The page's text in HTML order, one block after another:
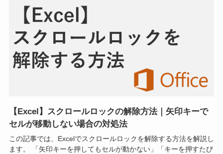
【Excel】スクロールロックの解除方法｜矢印キーで
セルが移動しない場合の対処法
この記事では、Excelでスクロールロックを解除する方法を解説し
ます。 「矢印キーを押してもセルが動かない」「キーを押すたび